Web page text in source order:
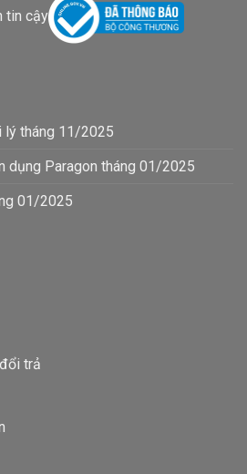
tin cậy
lý tháng 11/2025
dụng Paragon tháng 01/2025
01/2025
trả